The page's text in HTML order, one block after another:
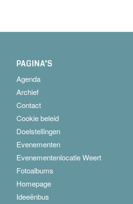
PAGINA’S
Agenda
Archief
Contact
Cookie beleid
Doelstellingen
Evenementen
Evenementenlocatie Weert
Fotoalbums
Homepage
Ideeënbus